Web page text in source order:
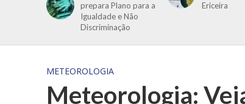
prepara Plano para a
Igualdade e Não
Discriminação
Ericeira
METEOROLOGIA
Meteorologia: